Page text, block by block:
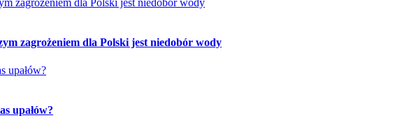
zagrożeniem dla Polski jest niedobór wody
upałów?